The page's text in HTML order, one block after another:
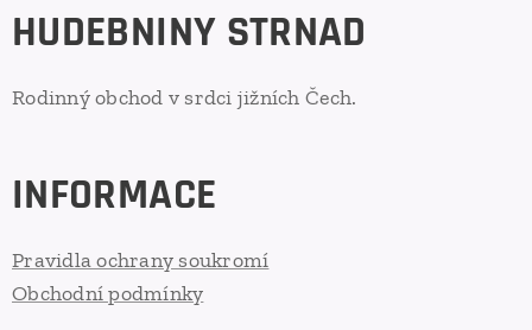
HUDEBNINY STRNAD
Rodinný obchod v srdci jižních Čech.
INFORMACE
Pravidla ochrany soukromí
Obchodní podmínky